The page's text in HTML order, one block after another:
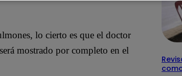
lo cierto es que el doctor
mostrado por completo en el